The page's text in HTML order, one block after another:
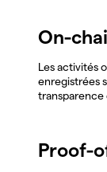
On-
Les activités
enregistrées
transparence
Proof-